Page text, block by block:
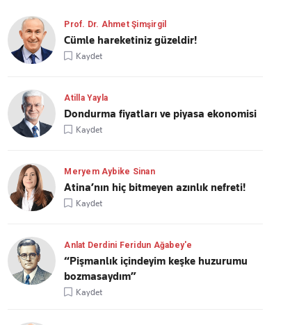
Prof. Dr. Ahmet Şimşirgil
Cümle hareketiniz güzeldir!
Kaydet
Atilla Yayla
Dondurma fiyatları ve piyasa ekonomisi
Kaydet
Meryem Aybike Sinan
Atina’nın hiç bitmeyen azınlık nefreti!
Kaydet
Anlat Derdini Feridun Ağabey'e
“Pişmanlık içindeyim keşke huzurumu
bozmasaydım”
Kaydet